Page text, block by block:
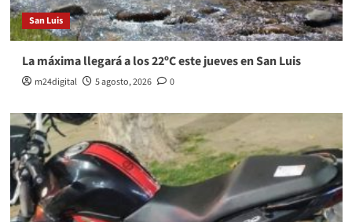
San Luis
La máxima llegará a los 22ºC este jueves en San Luis
m24digital 5 agosto, 2026 0